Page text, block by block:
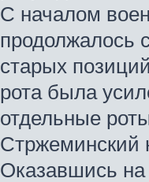
С началом
продолжалось
старых
рота была
отдельные
Стржеминский
Оказавшись